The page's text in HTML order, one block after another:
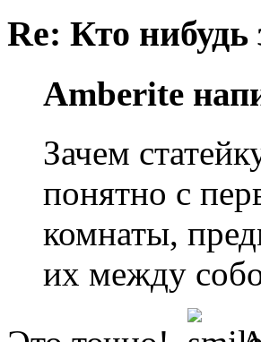
Re: Кто нибудь
Amberite
Зачем
понятно с
комнаты,
их между